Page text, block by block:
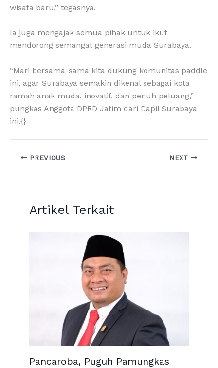
wisata baru,” tegasnya.
Ia juga mengajak semua pihak untuk ikut
mendorong semangat generasi muda Surabaya.
“Mari bersama-sama kita dukung komunitas paddle
ini, agar Surabaya semakin dikenal sebagai kota
ramah anak muda, inovatif, dan penuh peluang,”
pungkas Anggota DPRD Jatim dari Dapil Surabaya
ini.{}
PREVIOUS NEXT
Artikel Terkait
Pancaroba, Puguh Pamungkas